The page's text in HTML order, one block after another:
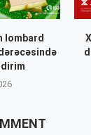
lombard